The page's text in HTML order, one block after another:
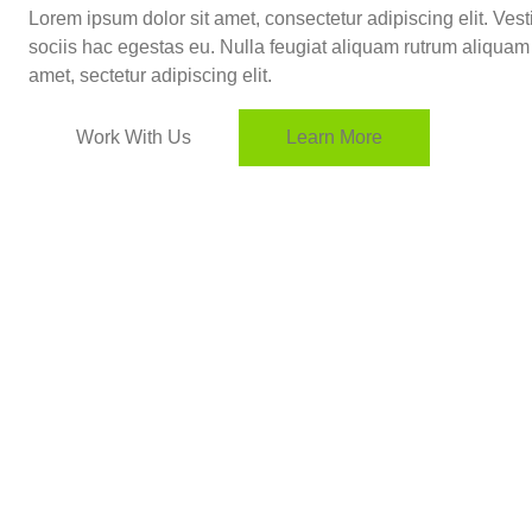
Lorem ipsum dolor sit amet, consectetur adipiscing elit.
sociis hac egestas eu. Nulla feugiat aliquam rutrum
amet, sectetur adipiscing elit.
Work With Us Learn More